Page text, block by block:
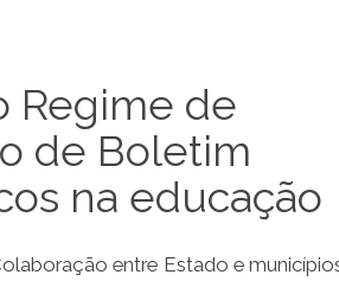
Regime de
de Boletim
na educação
entre Estado e